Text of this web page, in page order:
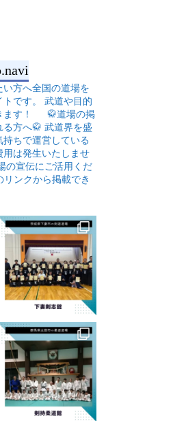
い方へ全国の道場を
です。
武道や目的
す！
🥋道場の掲
る方へ🥋 武道界を盛
持ちで運営している
用は発生いたしませ
の宣伝にご活用くだ
リンクから掲載でき